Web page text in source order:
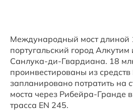
Международный мост длиной
португальский город
Санлука-ди-Гвардиана. 18
проинвестированы из средств
запланировано потратить на
моста через Рибейра-Гранде
трасса EN 245.